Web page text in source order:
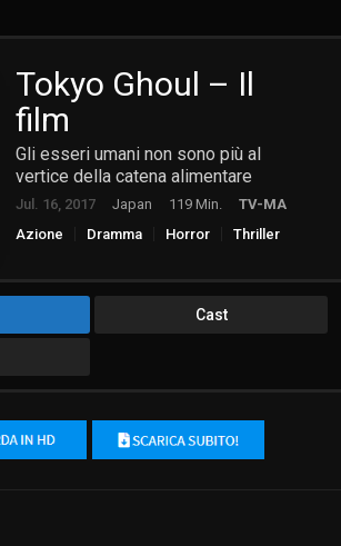
Tokyo Ghoul – Il
film
Gli esseri umani non sono più al
vertice della catena alimentare
Jul. 16, 2017 Japan 119 Min.
TV-MA
Azione
Dramma Horror Thriller
Cast